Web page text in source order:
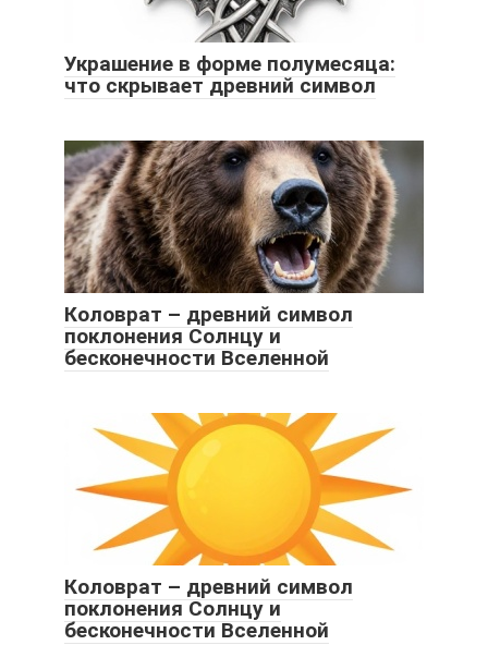
Украшение в форме полумесяца:
что скрывает древний символ
Коловрат – древний символ
поклонения Солнцу и
бесконечности Вселенной
Коловрат – древний символ
поклонения Солнцу и
бесконечности Вселенной